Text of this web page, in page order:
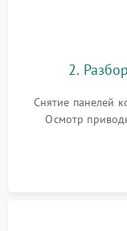
2.
Снятие панелей
Осмотр
крестовины